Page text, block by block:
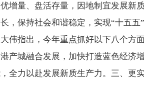
增量、盘活存量，因地制宜发展新
，保持社会和谐稳定，实现“十五五
伟指出，今年重点抓好以下八个方
产城融合发展，加快打造蓝色经济
全力以赴发展新质生产力。三、更